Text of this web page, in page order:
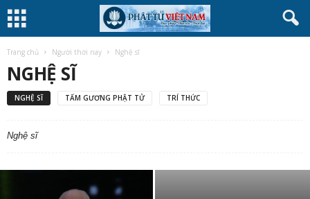
Trang chủ Người thời nay Nghệ sĩ
NGHỆ SĨ
NGHỆ SĨ TẤM GƯƠNG PHẬT TỬ TRÍ THỨC
Nghệ sĩ
thành